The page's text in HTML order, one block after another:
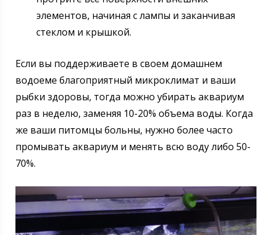
элементов, начиная с лампы и заканчивая
стеклом и крышкой.
Если вы поддерживаете в своем домашнем
водоеме благоприятный микроклимат и ваши
рыбки здоровы, тогда можно убирать аквариум
раз в неделю, заменяя 10-20% объема воды. Когда
же ваши питомцы больны, нужно более часто
промывать аквариум и менять всю воду либо 50-
70%.